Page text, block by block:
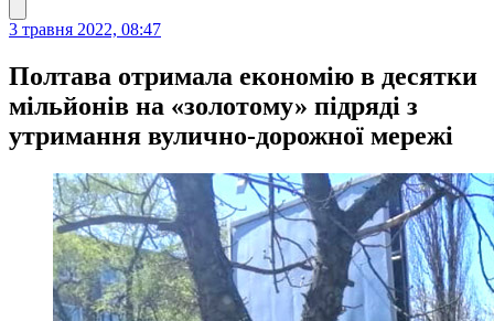
3 травня 2022, 08:47
Полтава отримала економію в десятки
мільйонів на «золотому» підряді з
утримання вулично-дорожної мережі